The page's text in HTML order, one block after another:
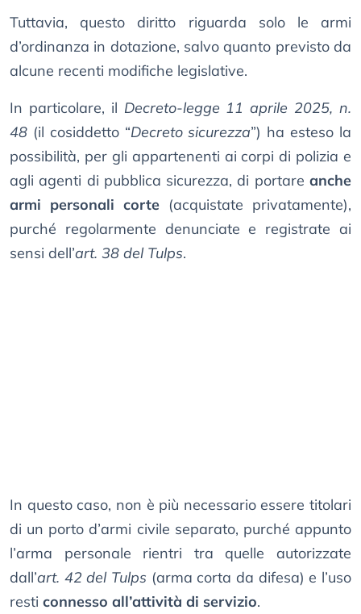
Tuttavia, questo diritto riguarda solo le armi
d’ordinanza in dotazione, salvo quanto previsto da
alcune recenti modifiche legislative.
In particolare, il Decreto-legge 11 aprile 2025, n.
48 (il cosiddetto “Decreto sicurezza”) ha esteso la
possibilità, per gli appartenenti ai corpi di polizia e
agli agenti di pubblica sicurezza, di portare anche
armi personali corte (acquistate privatamente),
purché regolarmente denunciate e registrate ai
sensi dell’art. 38 del Tulps.
In questo caso, non è più necessario essere titolari
di un porto d’armi civile separato, purché appunto
l’arma personale rientri tra quelle autorizzate
dall’art. 42 del Tulps (arma corta da difesa) e l’uso
resti connesso all’attività di servizio.